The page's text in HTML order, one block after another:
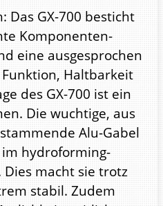
Das GX-700 besticht
Komponenten-
eine ausgesprochen
Haltbarkeit
des GX-700 ist ein
Die wuchtige, aus
Alu-Gabel
hydroforming-
macht sie trotz
stabil. Zudem